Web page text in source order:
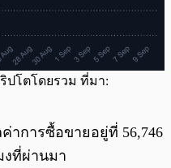
ปโตโดยรวม ที่มา:
าการซื้อขายอยู่ที่ 56,746
งที่ผ่านมา